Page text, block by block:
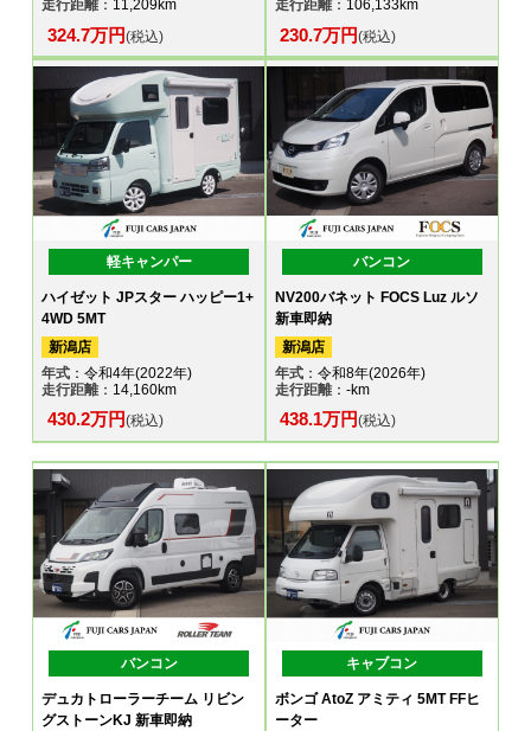
走行距離：11,209km
324.7万円(税込)
走行距離：106,133km
230.7万円(税込)
軽キャンパー
ハイゼット JPスター ハッピー1+
4WD 5MT
新潟店
年式 ：令和4年(2022年)
走行距離：14,160km
430.2万円(税込)
バンコン
NV200バネット FOCS Luz ルソ
新車即納
新潟店
年式：令和8年(2026年)
走行距離：-km
438.1万円(税込)
バンコン
デュカトローラーチーム リビン
グストーンKJ 新車即納
キャブコン
ボンゴ AtoZ アミティ 5MT FFヒ
ーター